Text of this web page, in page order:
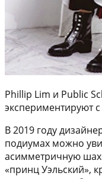
Phillip Lim и Public
экспериментируют с
В 2019 году
подиумах можно
асимметричную
«принц Уэльский»,